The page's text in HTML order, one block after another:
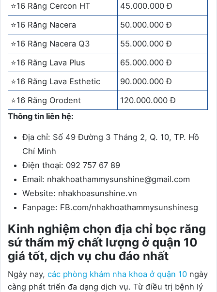
⭐16 Răng Cercon HT
45.000.000 Đ
⭐16 Răng Nacera
50.000.000 Đ
⭐16 Răng Nacera Q3
55.000.000 Đ
⭐16 Răng Lava Plus
65.000.000 Đ
⭐16 Răng Lava Esthetic
90.000.000 Đ
⭐16 Răng Orodent
120.000.000 Đ
Thông tin liên hệ:
Địa chỉ: Số 49 Đường 3 Tháng 2, Q. 10, TP. Hồ
Chí Minh
Điện thoại: 092 757 67 89
Email: nhakhoathammysunshine@gmail.com
Website: nhakhoasunshine.vn
Fanpage: FB.com/nhakhoathammysunshinesg
Kinh nghiệm chọn địa chỉ bọc răng
sứ thẩm mỹ chất lượng ở quận 10
giá tốt, dịch vụ chu đáo nhất
Ngày nay, các phòng khám nha khoa ở quận 10 ngày
càng phát triển đa dạng dịch vụ. Từ điều trị bệnh lý